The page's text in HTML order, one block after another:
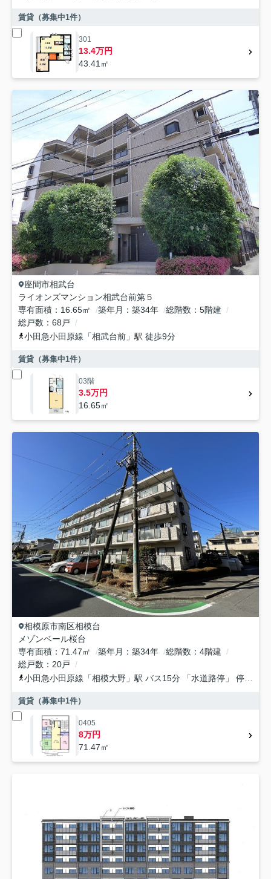
賃貸（募集中1件）
301
13.4万円
43.41㎡
座間市相武台
ライオンズマンション相武台前第５
専有面積
16.65㎡ 築年月 築34年 総階数
5階建
総戸数
68戸
小田急小田原線 「相武台前 」駅 徒歩9分
賃貸（募集中1件）
03階
3.5万円
16.65㎡
相模原市南区相模台
メゾンベール桜台
専有面積
71.47㎡ 築年月 築34年 総階数
4階建
総戸数
20戸
小田急小田原線 「相模大野 」駅 バス15分 「水道路停」 停歩2分
賃貸（募集中1件）
0405
8万円
71.47㎡